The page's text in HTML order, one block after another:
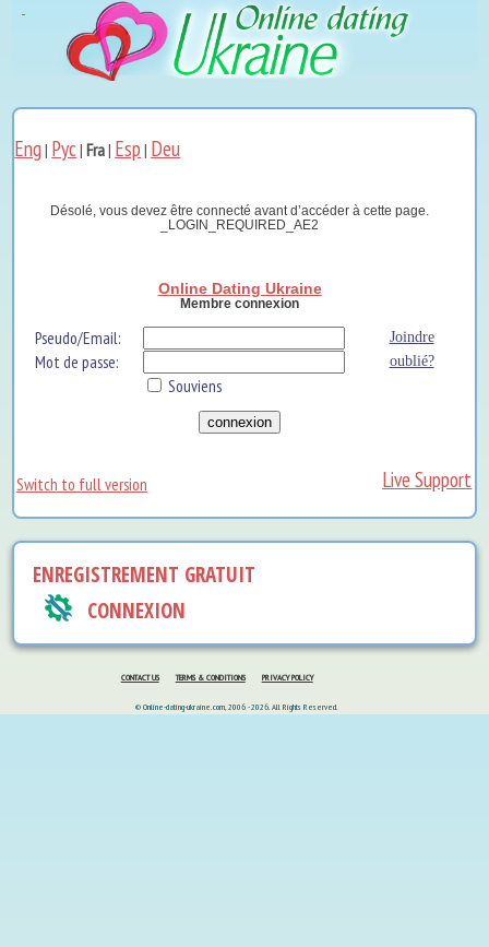
Eng | Рус|Fra| Esp | Deu
Désolé, vous devez être connecté avant d’accéder à cette page.
_LOGIN_REQUIRED_AE2
Online Dating Ukraine
Membre connexion
Pseudo/Email: Joindre
Mot de passe: oublié?
Souviens
Switch to full version Live Support
ENREGISTREMENT GRATUIT
CONNEXION
CONTACT US TERMS & CONDITIONS PRIVACY POLICY
© Online-dating-ukraine.com, 2006 - 2026. All Rights Reserved.